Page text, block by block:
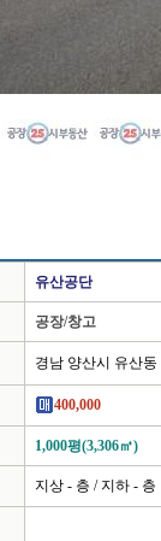
유산공단
공장/창고
경남 양산시 유산동
400,000
1,000평(3,306㎡)
지상 - 층 / 지하 - 층